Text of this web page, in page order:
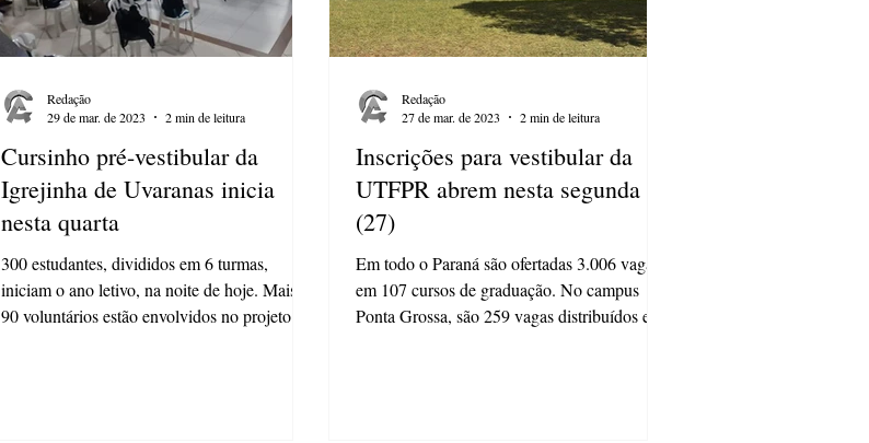
Cursinho pré-vestibular da
Igrejinha de Uvaranas inicia
nesta quarta
300 estudantes, divididos em 6 turmas,
iniciam o ano letivo, na noite de hoje. Mais de
90 voluntários estão envolvidos no projeto
Redação
29 de mar. de 2023
2 min de leitura
Inscrições para vestibular da
UTFPR abrem nesta segunda
(27)
Em todo o Paraná são ofertadas 3.006 vagas
em 107 cursos de graduação. No campus
Ponta Grossa, são 259 vagas distribuídos em
Redação
27 de mar. de 2023
2 min de leitura